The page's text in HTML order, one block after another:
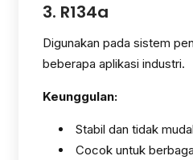
3. R134a
Digunakan pada sistem
beberapa aplikasi industri.
Keunggulan:
Stabil dan tidak
Cocok untuk